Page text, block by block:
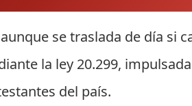
se traslada de día si
la ley 20.299,
del país.